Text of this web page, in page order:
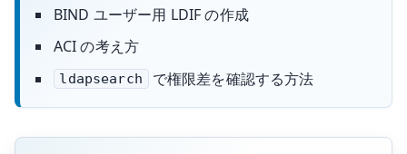
BIND ユーザー用 LDIF の作成
ACI の考え方
ldapsearch で権限差を確認する方法